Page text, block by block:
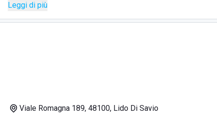
importanti.
La spiaggia è sempre pulita ed è in sabbia chiara e
La struttura è composta anche da un ristorante e da un bar,
Leggi di più
Viale Romagna 189, 48100, Lido Di Savio